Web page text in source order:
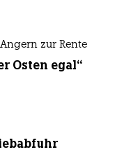
zur Rente
Osten egal“